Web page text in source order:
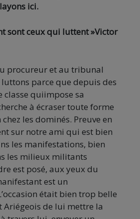
ici.
sont ceux qui luttent »Victor
procureur et au tribunal
parce que depuis des
classe quiimpose sa
à écraser toute forme
les dominés. Preuve en
sur notre ami qui est bien
les manifestations, bien
les milieux militants
est posé, aux yeux du
est un
était bien trop belle
de lui mettre la